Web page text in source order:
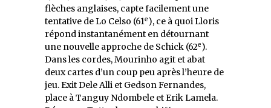
flèches anglaises, capte facilement une
tentative de Lo Celso (61e), ce à quoi Lloris
répond instantanément en détournant
une nouvelle approche de Schick (62e).
Dans les cordes, Mourinho agit et abat
deux cartes d’un coup peu après l’heure de
jeu. Exit Dele Alli et Gedson Fernandes,
place à Tanguy Ndombele et Erik Lamela.